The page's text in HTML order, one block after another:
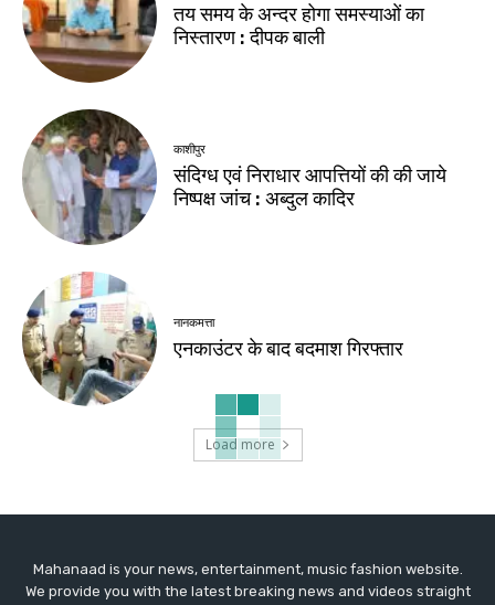
तय समय के अन्दर होगा समस्याओं का
निस्तारण : दीपक बाली
काशीपुर
संदिग्ध एवं निराधार आपत्तियों की की जाये
निष्पक्ष जांच : अब्दुल कादिर
नानकमत्ता
एनकाउंटर के बाद बदमाश गिरफ्तार
Load more
Mahanaad is your news, entertainment, music fashion website.
We provide you with the latest breaking news and videos straight